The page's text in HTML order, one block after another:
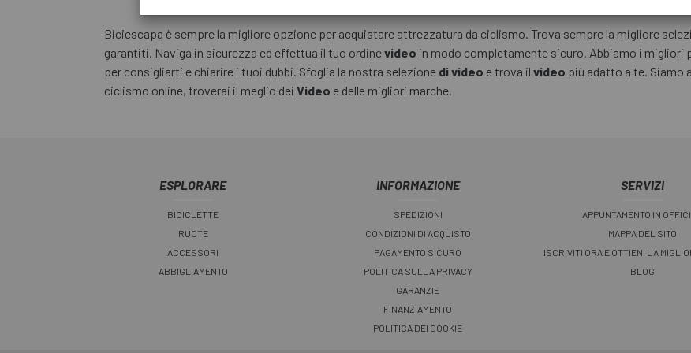
Biciescapa è sempre la migliore opzione per acquistare attrezzatura da ciclismo. Trova sempre la migliore
garantiti. Naviga in sicurezza ed effettua il tuo ordinevideo in modo completamente sicuro. Abbiamo i
per consigliarti e chiarire i tuoi dubbi. Sfoglia la nostra selezione di video e trova il video più adatto a te. Siamo
ciclismo online, troverai il meglio dei Video e delle migliori marche.
ESPLORARE
BICICLETTE
RUOTE
ACCESSORI
ABBIGLIAMENTO
INFORMAZIONE
SPEDIZIONI
CONDIZIONI DI ACQUISTO
PAGAMENTO SICURO
POLITICA SULLA PRIVACY
GARANZIE
FINANZIAMENTO
POLITICA DEI COOKIE
SERVIZI
APPUNTAMENTO IN
MAPPA DEL SITO
ISCRIVITI ORA E OTTIENI LA
BLOG